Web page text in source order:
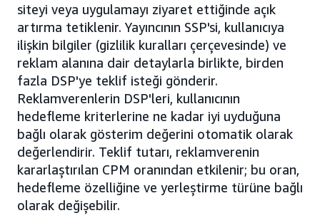
siteyi veya uygulamayı ziyaret ettiğinde açık
artırma tetiklenir. Yayıncının SSP'si, kullanıcıya
ilişkin bilgiler (gizlilik kuralları çerçevesinde) ve
reklam alanına dair detaylarla birlikte, birden
fazla DSP'ye teklif isteği gönderir.
Reklamverenlerin DSP'leri, kullanıcının
hedefleme kriterlerine ne kadar iyi uyduğuna
bağlı olarak gösterim değerini otomatik olarak
değerlendirir. Teklif tutarı, reklamverenin
kararlaştırılan CPM oranından etkilenir; bu oran,
hedefleme özelliğine ve yerleştirme türüne bağlı
olarak değişebilir.